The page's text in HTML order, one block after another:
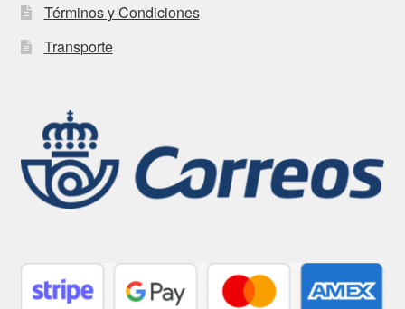
Términos y Condiciones
Transporte